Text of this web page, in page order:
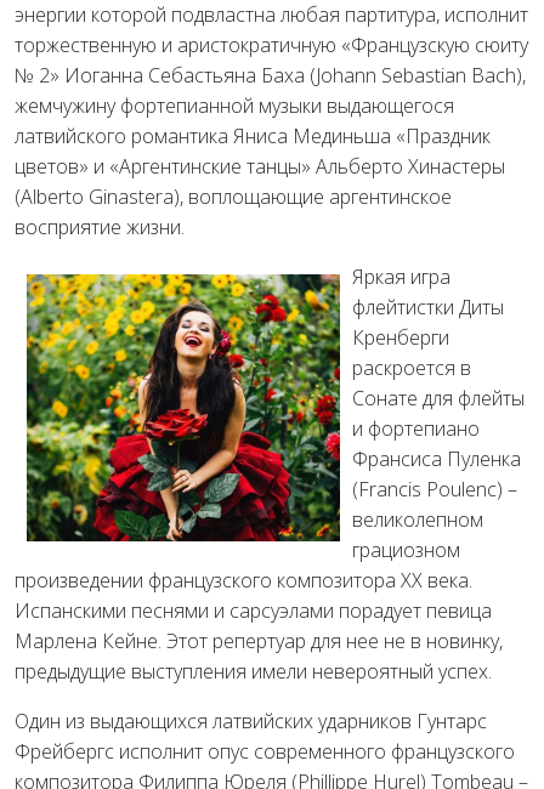
энергии которой подвластна любая партитура, исполнит
торжественную и аристократичную «Французскую сюиту
№ 2» Иоганна Себастьяна Баха (Johann Sebastian Bach),
жемчужину фортепианной музыки выдающегося
латвийского романтика Яниса Мединьша «Праздник
цветов» и «Аргентинские танцы» Альберто Хинастеры
(Alberto Ginastera), воплощающие аргентинское
восприятие жизни.
Яркая игра
флейтистки Диты
Кренберги
раскроется в
Сонате для флейты
и фортепиано
Франсиса Пуленка
(Francis Poulenc) –
великолепном
грациозном
произведении французского композитора XX века.
Испанскими песнями и сарсуэлами порадует певица
Марлена Кейне. Этот репертуар для нее не в новинку,
предыдущие выступления имели невероятный успех.
Один из выдающихся латвийских ударников Гунтарс
Фрейбергс исполнит опус современного французского
композитора Филиппа Юреля (Phillippe Hurel) Tombeau –